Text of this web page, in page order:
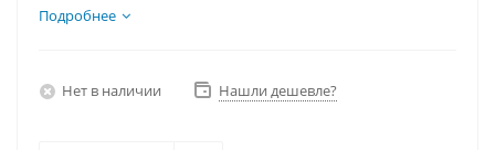
Видеокарта GTX 1630 4Гб, Память DDR4 8Gb,
Подробнее
Нет в наличии Нашли дешевле?